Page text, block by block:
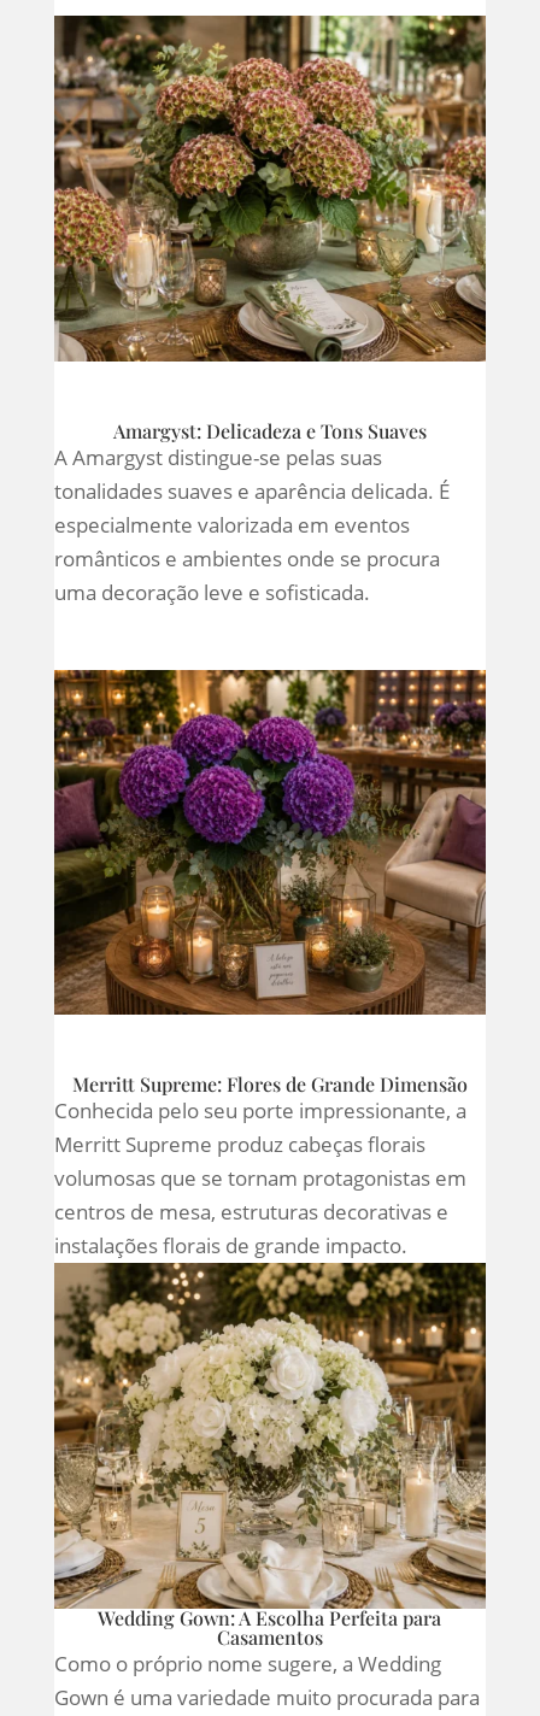
Amargyst: Delicadeza e Tons Suaves
A Amargyst distingue-se pelas suas
tonalidades suaves e aparência delicada. É
especialmente valorizada em eventos
românticos e ambientes onde se procura
uma decoração leve e sofisticada.
Merritt Supreme: Flores de Grande Dimensão
Conhecida pelo seu porte impressionante, a
Merritt Supreme produz cabeças florais
volumosas que se tornam protagonistas em
centros de mesa, estruturas decorativas e
instalações florais de grande impacto.
Wedding Gown: A Escolha Perfeita para
Casamentos
Como o próprio nome sugere, a Wedding
Gown é uma variedade muito procurada para